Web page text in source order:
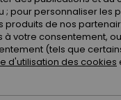
3XS
pour personnaliser les
de nos
votre consentement,
(tels que
d'utilisation des cookies